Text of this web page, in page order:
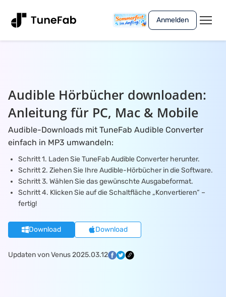
Anmelden
Audible Hörbücher downloaden:
Anleitung für PC, Mac & Mobile
Audible-Downloads mit TuneFab Audible Converter
einfach in MP3 umwandeln:
Schritt 1. Laden Sie TuneFab Audible Converter herunter.
Schritt 2. Ziehen Sie Ihre Audible-Hörbücher in die Software.
Schritt 3. Wählen Sie das gewünschte Ausgabeformat.
Schritt 4. Klicken Sie auf die Schaltfläche „Konvertieren“ –
fertig!
Download Download
Updaten von Venus 2025.03.12